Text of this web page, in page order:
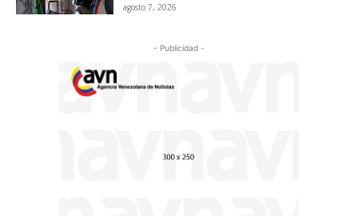
agosto 7, 2026
- Publicidad -